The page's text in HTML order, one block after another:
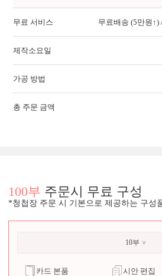
무료 서비스 무료배송 (5만원↑)
제작소요일
가공 방법
총 주문 금액
100부 주문시 무료 구성
*청첩장 주문 시 기본으로 제공하는 구성
10부
카드 본품
시안 편집